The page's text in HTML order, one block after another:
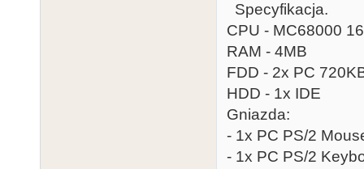
Specyfikacja.
CPU - MC68000
RAM - 4MB
FDD - 2x PC
HDD - 1x IDE
Gniazda:
- 1x PC PS/2
- 1x PC PS/2